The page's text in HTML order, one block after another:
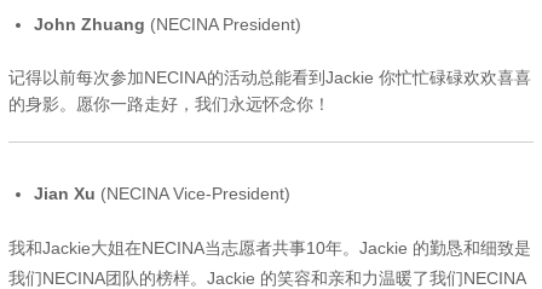
John Zhuang (NECINA President)
记得以前每次参加NECINA的活动总能看到Jackie 你忙忙碌碌欢欢喜喜
的身影。愿你一路走好，我们永远怀念你！
Jian Xu (NECINA Vice-President)
我和Jackie大姐在NECINA当志愿者共事10年。Jackie 的勤恳和细致是
我们NECINA团队的榜样。Jackie 的笑容和亲和力温暖了我们NECINA